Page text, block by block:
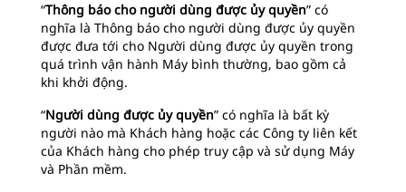
“Thông báo cho người dùng được ủy quyền” có
nghĩa là Thông báo cho người dùng được ủy quyền
được đưa tới cho Người dùng được ủy quyền trong
quá trình vận hành Máy bình thường, bao gồm cả
khi khởi động.
“Người dùng được ủy quyền” có nghĩa là bất kỳ
người nào mà Khách hàng hoặc các Công ty liên kết
của Khách hàng cho phép truy cập và sử dụng Máy
và Phần mềm.